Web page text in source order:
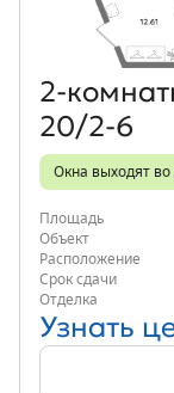
20/2-6
Окна выходят во
Площадь
Объект
Расположение
Срок сдачи
Отделка
Узнать